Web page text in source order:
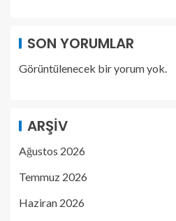
SON YORUMLAR
Görüntülenecek bir yorum yok.
ARŞIV
Ağustos 2026
Temmuz 2026
Haziran 2026